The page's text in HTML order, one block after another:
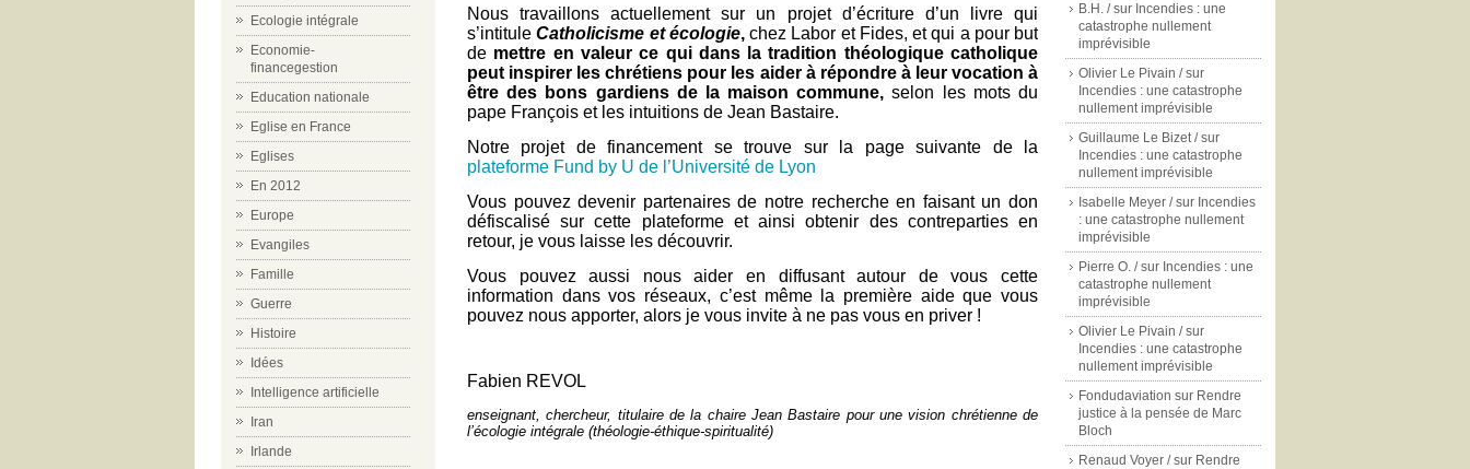
Ecologie intégrale
Economie-
financegestion
Education nationale
Eglise en France
Eglises
En 2012
Europe
Evangiles
Famille
Guerre
Histoire
Idées
Intelligence artificielle
Iran
Irlande
B.H. /sur Incendies : une
catastrophe nullement
imprévisible
Olivier Le Pivain /sur
Incendies : une catastrophe
nullement imprévisible
Guillaume Le Bizet /sur
Incendies : une catastrophe
nullement imprévisible
Isabelle Meyer /sur Incendies
: une catastrophe nullement
imprévisible
Pierre O. /sur Incendies : une
catastrophe nullement
imprévisible
Olivier Le Pivain /sur
Incendies : une catastrophe
nullement imprévisible
Fondudaviation sur Rendre
justice à la pensée de Marc
Bloch
Renaud Voyer /sur Rendre
Nous travaillons actuellement sur un projet d’écriture d’un livre qui
s’intituleCatholicisme et écologie,chez Labor et Fides, et qui a pour but
de mettre en valeur ce qui dans la tradition théologique catholique
peut inspirer les chrétiens pour les aider à répondre à leur vocation à
être des bons gardiens de la maison commune, selon les mots du
pape François et les intuitions de Jean Bastaire.
Notre projet de financement se trouve sur la page suivante de la
plateforme Fund by U de l’Université de Lyon
Vous pouvez devenir partenaires de notre recherche en faisant un don
défiscalisé sur cette plateforme et ainsi obtenir des contreparties en
retour, je vous laisse les découvrir.
Vous pouvez aussi nous aider en diffusant autour de vous cette
information dans vos réseaux, c’est même la première aide que vous
pouvez nous apporter, alors je vous invite à ne pas vous en priver !
Fabien REVOL
enseignant, chercheur, titulaire de la chaire Jean Bastaire pour une vision chrétienne de
l’écologie intégrale (théologie-éthique-spiritualité)